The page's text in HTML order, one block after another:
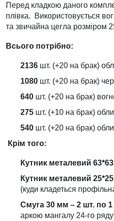
Перед кладкою даного
плівка. Використовується
та звичайна цегла розміром
Всього потрібно:
2136 шт. (+20 на брак)
1080 шт. (+20 на брак)
640 шт. (+20 на брак)
275 шт. (+10 на брак)
540 шт. (+20 на брак)
Крім того:
Кутник металевий
Кутник металевий
(куди кладеться
Смуга 30 мм – 2 шт. по
аркою мангалу 24-го